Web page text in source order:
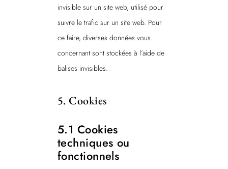
invisible sur un site web, utilisé pour
suivre le trafic sur un site web. Pour
ce faire, diverses données vous
concernant sont stockées à l’aide de
balises invisibles.
5. Cookies
5.1 Cookies
techniques ou
fonctionnels